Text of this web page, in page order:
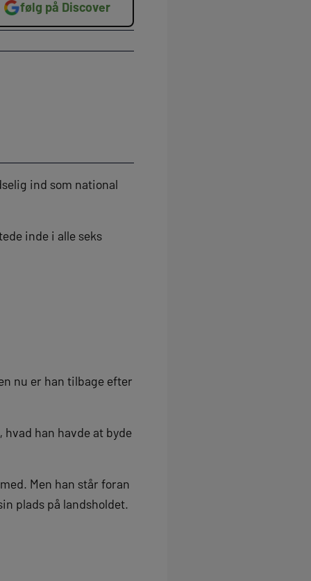
følg på Discover
ind som national
inde i alle seks
nu er han tilbage efter
han havde at byde
Men han står foran
plads på landsholdet.